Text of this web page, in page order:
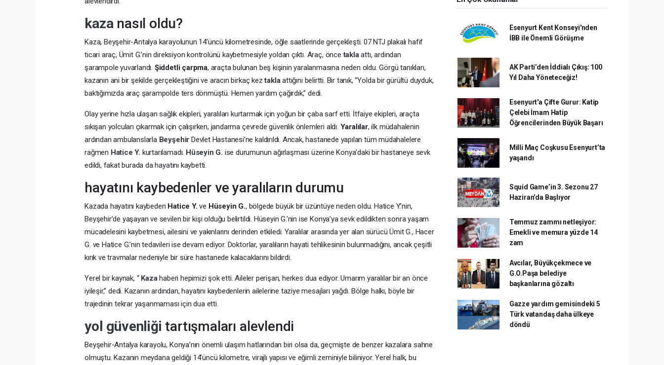
kaza nasıl oldu?
Kaza, Beyşehir-Antalya karayolunun 14’üncü kilometresinde, öğle saatlerinde gerçekleşti. 07 NTJ plakalı hafif
ticari araç, Ümit G.’nin direksiyon kontrolünü kaybetmesiyle yoldan çıktı. Araç, öncetaklaattı, ardından
şarampole yuvarlandı. Şiddetli çarpma, araçta bulunan beş kişinin yaralanmasına neden oldu. Görgü tanıkları,
kazanın ani bir şekilde gerçekleştiğini ve aracın birkaç keztaklaattığını belirtti. Bir tanık, “Yolda bir gürültü duyduk,
baktığımızda araç şarampolde ters dönmüştü. Hemen yardım çağırdık,” dedi.
Olay yerine hızla ulaşan sağlık ekipleri, yaralıları kurtarmak için yoğun bir çaba sarf etti. İtfaiye ekipleri, araçta
sıkışan yolcuları çıkarmak için çalışırken, jandarma çevrede güvenlik önlemleri aldı. Yaralılar, ilk müdahalenin
ardından ambulanslarla Beyşehir Devlet Hastanesi’ne kaldırıldı. Ancak, hastanede yapılan tüm müdahalelere
rağmen Hatice Y. kurtarılamadı. Hüseyin G. ise durumunun ağırlaşması üzerine Konya’daki bir hastaneye sevk
edildi, fakat burada da hayatını kaybetti.
hayatını kaybedenler ve yaralıların durumu
Kazada hayatını kaybeden Hatice Y. ve Hüseyin G., bölgede büyük bir üzüntüye neden oldu. Hatice Y.’nin,
Beyşehir’de yaşayan ve sevilen bir kişi olduğu belirtildi. Hüseyin G.’nin ise Konya’ya sevk edildikten sonra yaşam
mücadelesini kaybetmesi, ailesini ve yakınlarını derinden etkiledi. Yaralılar arasında yer alan sürücü Ümit G., Hacer
G. ve Hatice G.’nin tedavileri ise devam ediyor. Doktorlar, yaralıların hayati tehlikesinin bulunmadığını, ancak çeşitli
kırık ve travmalar nedeniyle bir süre hastanede kalacaklarını bildirdi.
Yerel bir kaynak, “ Kazahaberi hepimizi şok etti. Aileler perişan, herkes dua ediyor. Umarım yaralılar bir an önce
iyileşir,” dedi. Kazanın ardından, hayatını kaybedenlerin ailelerine taziye mesajları yağdı. Bölge halkı, böyle bir
trajedinin tekrar yaşanmaması için dua etti.
yol güvenliğitartışmaları alevlendi
Beyşehir-Antalya karayolu, Konya’nın önemli ulaşım hatlarından biri olsa da, geçmişte de benzer kazalara sahne
olmuştu. Kazanın meydana geldiği 14’üncü kilometre, virajlı yapısı ve eğimli zeminiyle biliniyor. Yerel halk, bu
Esenyurt Kent Konseyi'nden
İBB ile Önemli Görüşme
AK Parti’den İddialı Çıkış: 100
Yıl Daha Yöneteceğiz!
Esenyurt'a Çifte Gurur: Katip
Çelebi İmam Hatip
Öğrencilerinden Büyük Başarı
Milli Maç Coşkusu Esenyurt’ta
yaşandı
Squid Game’in 3. Sezonu 27
Haziran’da Başlıyor
Temmuz zammı netleşiyor:
Emekli ve memura yüzde 14
zam
Avcılar, Büyükçekmece ve
G.O.Paşa belediye
başkanlarına gözaltı
Gazze yardım gemisindeki 5
Türk vatandaş daha ülkeye
döndü